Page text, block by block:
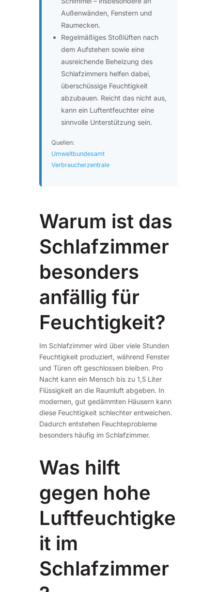
Außenwänden, Fenstern und
Raumecken.
Regelmäßiges Stoßlüften nach
dem Aufstehen sowie eine
ausreichende Beheizung des
Schlafzimmers helfen dabei,
überschüssige Feuchtigkeit
abzubauen. Reicht das nicht aus,
kann ein Luftentfeuchter eine
sinnvolle Unterstützung sein.
Quellen:
Umweltbundesamt
Verbraucherzentrale
Warum ist das
Schlafzimmer
besonders
anfällig für
Feuchtigkeit?
Im Schlafzimmer wird über viele Stunden
Feuchtigkeit produziert, während Fenster
und Türen oft geschlossen bleiben. Pro
Nacht kann ein Mensch bis zu 1,5 Liter
Flüssigkeit an die Raumluft abgeben. In
modernen, gut gedämmten Häusern kann
diese Feuchtigkeit schlechter entweichen.
Dadurch entstehen Feuchteprobleme
besonders häufig im Schlafzimmer.
Was hilft
gegen hohe
Luftfeuchtigke
it im
Schlafzimmer